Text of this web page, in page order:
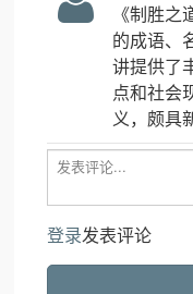
《制胜
的成语、
讲提供了
点和社会
义，颇具
登录发表评论